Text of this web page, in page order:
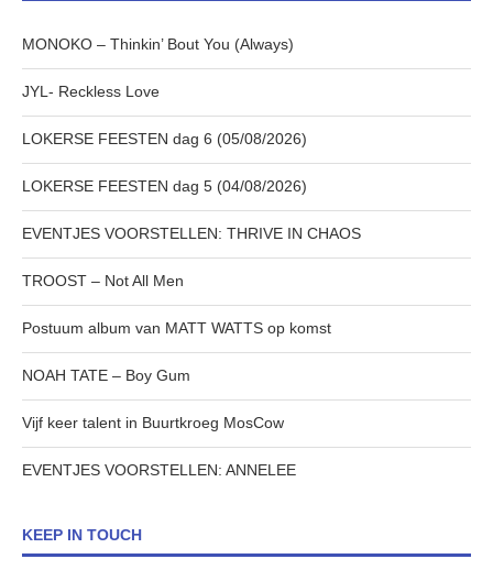
MONOKO – Thinkin’ Bout You (Always)
JYL- Reckless Love
LOKERSE FEESTEN dag 6 (05/08/2026)
LOKERSE FEESTEN dag 5 (04/08/2026)
EVENTJES VOORSTELLEN: THRIVE IN CHAOS
TROOST – Not All Men
Postuum album van MATT WATTS op komst
NOAH TATE – Boy Gum
Vijf keer talent in Buurtkroeg MosCow
EVENTJES VOORSTELLEN: ANNELEE
KEEP IN TOUCH